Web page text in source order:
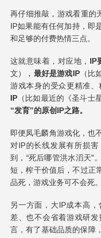
再仔细推敲，游戏看重的
IP如果能有任何加持，即
和足够的付费热情三点。
这就意味着，对应地， IP
文）， 最好是游戏IP（比
游戏本身的受众更精准、
IP （比如最近的《圣斗士
“发育”的原创IP之路。
即便凤毛麟角游戏化，也
对IP的长线发展有所损
到，“死后哪管洪水滔天”
短，榨干价值后，不过
品死，游戏业务可不会死。
另一方面，大IP成本高
差、也不会省着游戏研
言，有了基础品质的保障